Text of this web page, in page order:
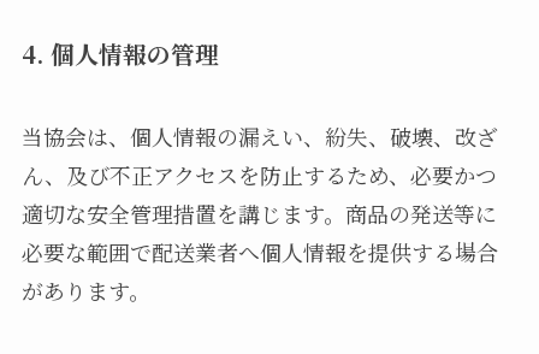
4. 個人情報の管理
当協会は、個人情報の漏えい、紛失、破壊、改ざ
ん、及び不正アクセスを防止するため、必要かつ
適切な安全管理措置を講じます。商品の発送等に
必要な範囲で配送業者へ個人情報を提供する場合
があります。